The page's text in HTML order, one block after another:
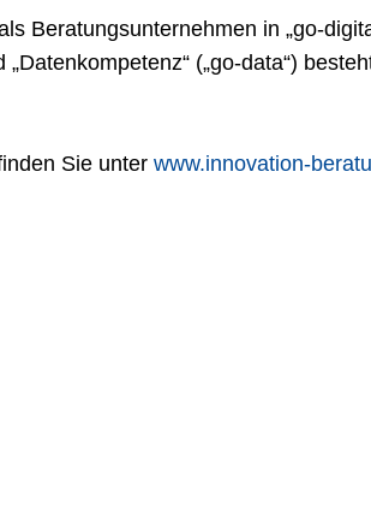
Beratungsunternehmen in „go-
(„go-data“)
Sie unter www.innovation-